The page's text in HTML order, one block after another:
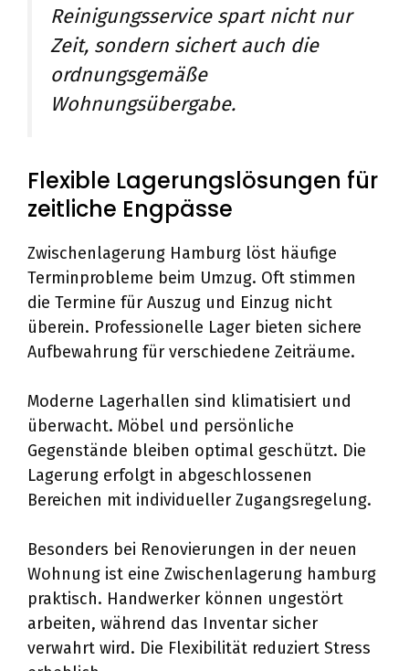
Reinigungsservice spart nicht nur
Zeit, sondern sichert auch die
ordnungsgemäße
Wohnungsübergabe.
Flexible Lagerungslösungen für
zeitliche Engpässe
Zwischenlagerung Hamburg löst häufige
Terminprobleme beim Umzug. Oft stimmen
die Termine für Auszug und Einzug nicht
überein. Professionelle Lager bieten sichere
Aufbewahrung für verschiedene Zeiträume.
Moderne Lagerhallen sind klimatisiert und
überwacht. Möbel und persönliche
Gegenstände bleiben optimal geschützt. Die
Lagerung erfolgt in abgeschlossenen
Bereichen mit individueller Zugangsregelung.
Besonders bei Renovierungen in der neuen
Wohnung ist eine Zwischenlagerung hamburg
praktisch. Handwerker können ungestört
arbeiten, während das Inventar sicher
verwahrt wird. Die Flexibilität reduziert Stress